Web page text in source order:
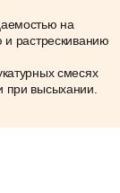
на
и растрескиванию
смесях
при высыхании.